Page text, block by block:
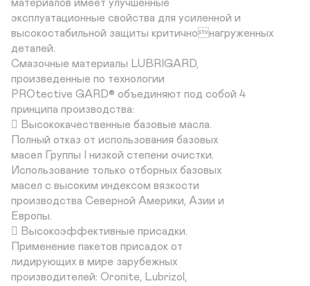
материалов имеет улучшенные
эксплуатационные свойства для усиленной и
высокостабильной защиты критичнонагруженных
деталей.
Смазочные материалы LUBRIGARD,
произведенные по технологии
PROtective GARD® объединяют под собой 4
принципа производства:
 Высококачественные базовые масла.
Полный отказ от использования базовых
масел Группы I низкой степени очистки.
Использование только отборных базовых
масел с высоким индексом вязкости
производства Северной Америки, Азии и
Европы.
 Высокоэффективные присадки.
Применение пакетов присадок от
лидирующих в мире зарубежных
производителей: Oronite, Lubrizol,